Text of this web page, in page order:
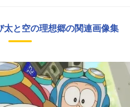
太と空の理想郷の関連画像集